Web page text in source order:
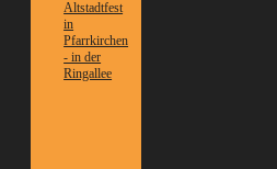
Altstadtfest
in
Pfarrkirchen
- in der
Ringallee